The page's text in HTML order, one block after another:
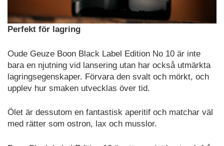
Perfekt för lagring
Oude Geuze Boon Black Label Edition No 10 är inte
bara en njutning vid lansering utan har också utmärkta
lagringsegenskaper. Förvara den svalt och mörkt, och
upplev hur smaken utvecklas över tid.
Ölet är dessutom en fantastisk aperitif och matchar väl
med rätter som ostron, lax och musslor.